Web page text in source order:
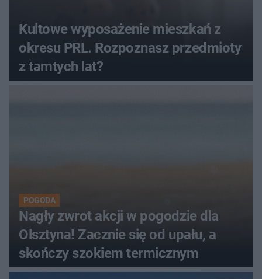
Kultowe wyposażenie mieszkań z
okresu PRL. Rozpoznasz przedmioty
z tamtych lat?
POGODA
Nagły zwrot akcji w pogodzie dla
Olsztyna! Zacznie się od upału, a
skończy szokiem termicznym